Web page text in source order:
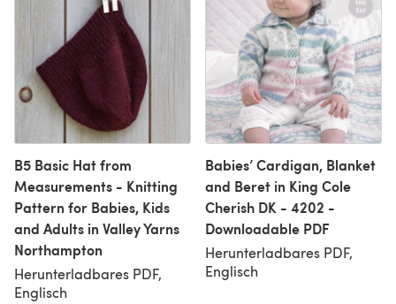
B5 Basic Hat from
Measurements - Knitting
Pattern for Babies, Kids
and Adults in Valley Yarns
Northampton
Herunterladbares PDF,
Englisch
Babies’ Cardigan, Blanket
and Beret in King Cole
Cherish DK - 4202 -
Downloadable PDF
Herunterladbares PDF,
Englisch